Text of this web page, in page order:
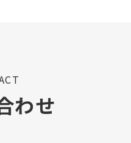
わせ